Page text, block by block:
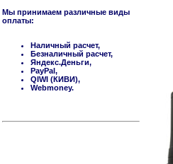
Мы принимаем различные виды
оплаты:
Наличный расчет,
Безналичный расчет,
Яндекс.Деньги,
PayPal,
QIWI (КИВИ),
Webmoney.